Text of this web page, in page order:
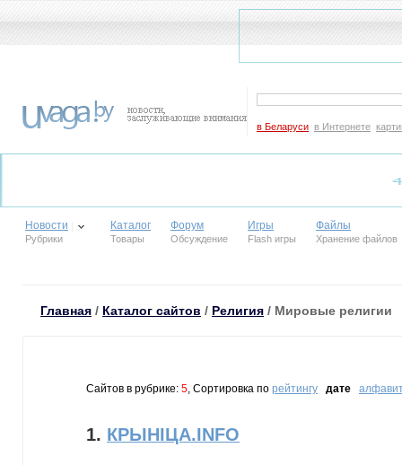
в Беларуси в Интернете
Новости
Рубрики
Каталог
Товары
Форум
Обсуждение
Игры
Flash игры
Файлы
Хранение файлов
Главная / Каталог сайтов / Религия / Мировые религии
Сайтов в рубрике: 5, Сортировка по рейтингу дате
1. КРЫНІЦА.INFO